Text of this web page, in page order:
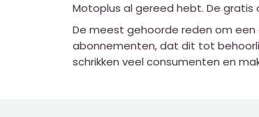
Motoplus al gereed hebt. De
De meest gehoorde reden om
abonnementen, dat dit tot
schrikken veel consumenten en